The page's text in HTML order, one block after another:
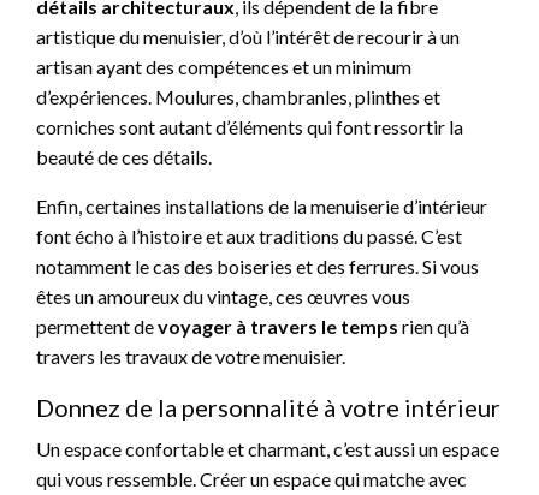
détails architecturaux , ils dépendent de la fibre
artistique du menuisier, d’où l’intérêt de recourir à un
artisan ayant des compétences et un minimum
d’expériences. Moulures, chambranles, plinthes et
corniches sont autant d’éléments qui font ressortir la
beauté de ces détails.
Enfin, certaines installations de la menuiserie d’intérieur
font écho à l’histoire et aux traditions du passé. C’est
notamment le cas des boiseries et des ferrures. Si vous
êtes un amoureux du vintage, ces œuvres vous
permettent devoyager à travers le temps rien qu’à
travers les travaux de votre menuisier.
Donnez de la personnalité à votre intérieur
Un espace confortable et charmant, c’est aussi un espace
qui vous ressemble. Créer un espace qui matche avec